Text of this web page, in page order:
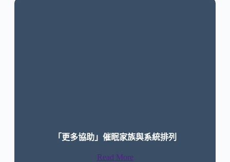
「更多協助」催眠家族與系統排列
Read More